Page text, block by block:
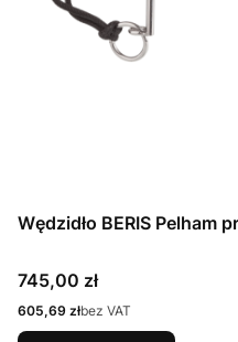
Wędzidło BERIS Pelham
Cena
745,00 zł
Cena
605,69 złbez VAT